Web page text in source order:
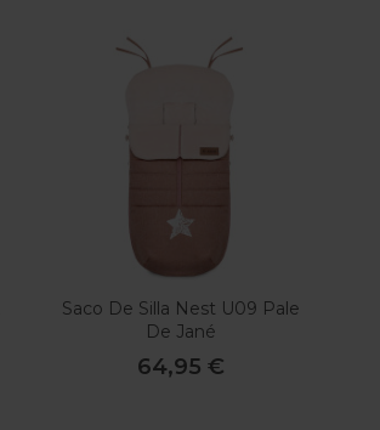
Saco De Silla Nest U09 Pale
De Jané
64,95 €